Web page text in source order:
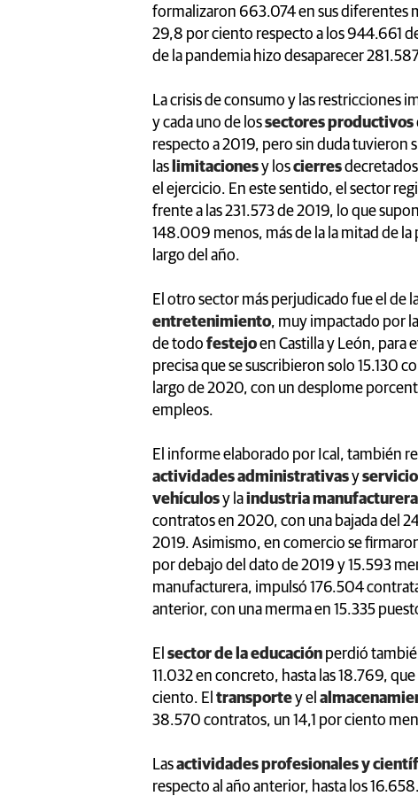
formalizaron 663.074 en sus diferentes
29,8 por ciento respecto a los 944.661
de la pandemia hizo desaparecer
La crisis de consumo y las restricciones
y cada uno de lossectores productivos
respecto a 2019, pero sin duda tuvieron
las limitacionesy loscierres
el ejercicio. En este sentido, el sector
frente a las 231.573 de 2019, lo que
148.009 menos, más de la la mitad de
largo del año.
El otro sector más perjudicado fue el de
entretenimiento, muy impactado por
de todo festejoen Castilla y León, para
precisa que se suscribieron solo 15.130
largo de 2020, con un desplome
empleos.
El informe elaborado por Ical, también
actividades administrativasy
vehículosy laindustria manufacturera
contratos en 2020, con una bajada del
2019. Asimismo, en comercio se
por debajo del dato de 2019 y 15.593
manufacturera, impulsó 176.504
anterior, con una merma en 15.335
El sector de la educación perdió
11.032 en concreto, hasta las 18.769,
ciento. El transportey el
38.570 contratos, un 14,1 por ciento
Lasactividades profesionales y
respecto al año anterior, hasta los